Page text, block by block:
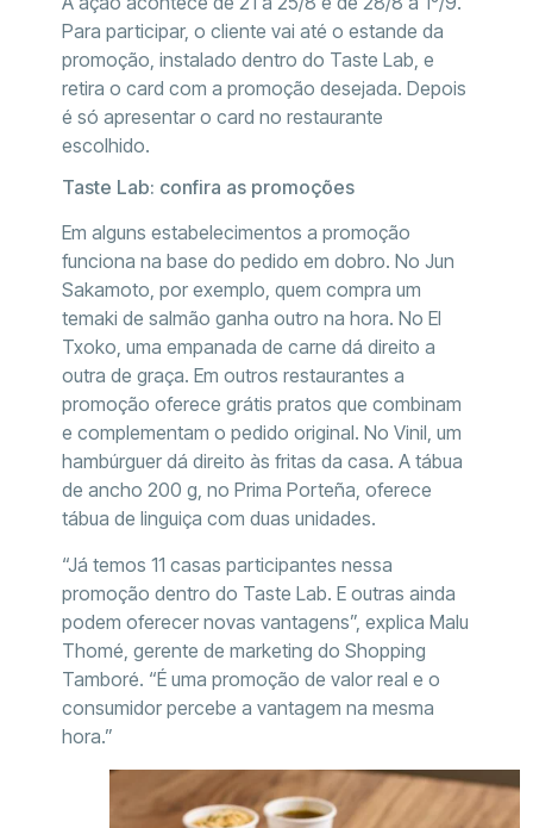
Para participar, o cliente vai até o estande da
promoção, instalado dentro do Taste Lab, e
retira o card com a promoção desejada. Depois
é só apresentar o card no restaurante
escolhido.
Taste Lab: confira as promoções
Em alguns estabelecimentos a promoção
funciona na base do pedido em dobro. No Jun
Sakamoto, por exemplo, quem compra um
temaki de salmão ganha outro na hora. No El
Txoko, uma empanada de carne dá direito a
outra de graça. Em outros restaurantes a
promoção oferece grátis pratos que combinam
e complementam o pedido original. No Vinil, um
hambúrguer dá direito às fritas da casa. A tábua
de ancho 200 g, no Prima Porteña, oferece
tábua de linguiça com duas unidades.
“Já temos 11 casas participantes nessa
promoção dentro do Taste Lab. E outras ainda
podem oferecer novas vantagens”, explica Malu
Thomé, gerente de marketing do Shopping
Tamboré. “É uma promoção de valor real e o
consumidor percebe a vantagem na mesma
hora.”